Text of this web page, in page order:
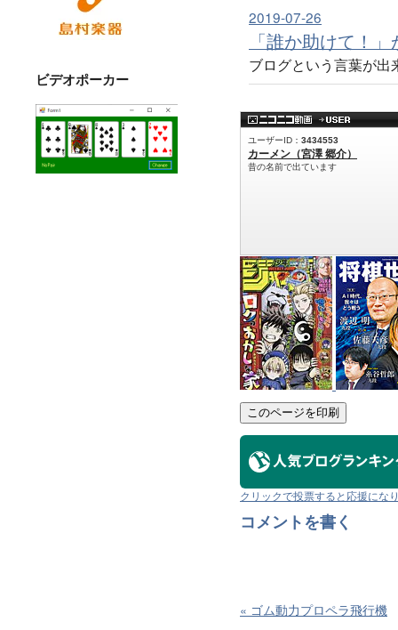
2019-07-26
「誰か助けて！
ブログという言葉が
このページを印刷
クリックで投票すると応援にな
コメントを書く
« ゴム動力プロペラ飛行機
ビデオポーカー